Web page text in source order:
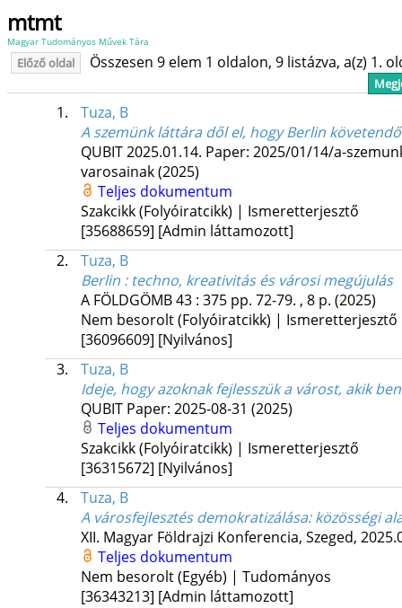
mtmt
Magyar Tudományos Művek Tára
Előző oldal Összesen 9 elem 1 oldalon, 9 listázva, a(z) 1.
1.
Tuza, B
A szemünk láttára dől el, hogy Berlin
QUBIT2025.01.14. Paper: 2025/01/14/a-
varosainak(2025)
Teljes dokumentum
Szakcikk (Folyóiratcikk) | Ismeretterjesztő
[35688659] [Admin láttamozott]
2.
Tuza, B
Berlin : techno, kreativitás és városi megújulás
A FÖLDGÖMB43: 375 pp. 72-79. , 8 p. (2025)
Nem besorolt (Folyóiratcikk) | Ismeretterjesztő
[36096609] [Nyilvános]
3.
Tuza, B
Ideje, hogy azoknak fejlesszük a várost, akik
QUBIT Paper: 2025-08-31 (2025)
Teljes dokumentum
Szakcikk (Folyóiratcikk) | Ismeretterjesztő
[36315672] [Nyilvános]
4.
Tuza, B
A városfejlesztés demokratizálása: közösségi
XII. Magyar Földrajzi Konferencia, Szeged,
Teljes dokumentum
Nem besorolt (Egyéb) | Tudományos
[36343213] [Admin láttamozott]